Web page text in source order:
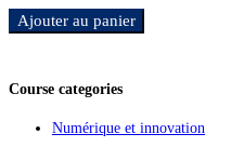
Ajouter au panier
Course categories
Numérique et innovation